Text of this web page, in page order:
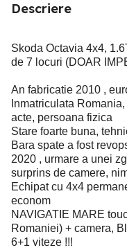
Descriere
Skoda Octavia 4x4,
de 7 locuri (DOAR
An fabricatie 2010 ,
Inmatriculata
acte, persoana fizica
Stare foarte buna,
Bara spate a fost
2020 , urmare a unei
surprins de camere,
Echipat cu 4x4
econom
NAVIGATIE MARE
Romaniei) + camera,
6+1 viteze !!!